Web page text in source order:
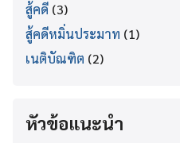
สู้คดี (3)
สู้คดีหมิ่นประมาท (1)
เนติบัณฑิต (2)
หัวข้อแนะนำ